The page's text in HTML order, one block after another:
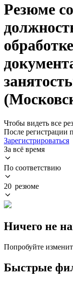
Резюме
Чтобы видеть все
После регистрации
Зарегистрироваться
За всё время
По соответствию
20 резюме
Ничего не
Попробуйте
Быстрые